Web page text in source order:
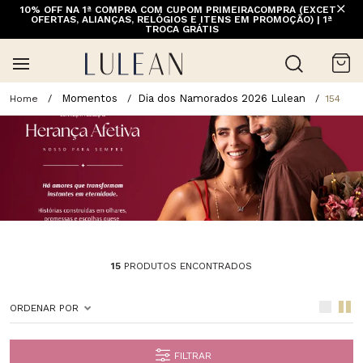
10% OFF NA 1ª COMPRA COM CUPOM PRIMEIRACOMPRA (EXCETO
OFERTAS, ALIANÇAS, RELÓGIOS E ITENS EM PROMOÇÃO) | 1ª
TROCA GRÁTIS
Momentos Dia dos Namorados 2026 Lulean 154
15 PRODUTOS ENCONTRADOS
ORDENAR POR
FILTRAR